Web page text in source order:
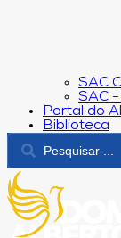
SAC
SAC
Portal do
Biblioteca